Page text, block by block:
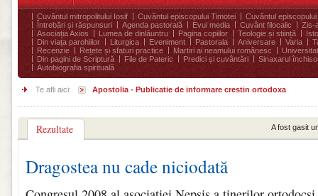
Cuvântul mitropolitului Iosif Cuvântul episcopului Timotei
Cuvântul episcopului
Întrebări și răspunsuri
Agenda pastorală Evul media Cuvânt filocalic
Zis-
Asociația Axios
Lumea de dinlăuntru Pagina copiilor Teologie și stiință
Din viața parohiilor
Liturgica Eveniment Pastorala Aniversare Varia
Recenzie
Rețete și sfaturi practice Martiri ai neamului românesc
Din pagini de Scriptură
File de Pateric Predici și cuvântări
Sinaxarul
Autobiografia spirituală
Te afli aici: Apostolia - Publicatie de informare crestin ortodoxa
Rezultate A fost gasit
Dragostea nu cade niciodată